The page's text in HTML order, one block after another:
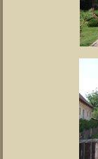
Magyar